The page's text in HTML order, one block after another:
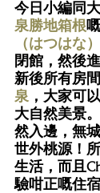
今日小編同
泉勝地箱根
（はつはな）
閉館，然後
新後所有房
泉 ，大家可
大自然美景
然入邊，無
世外桃源！
生活，而且
驗咁正嘅住